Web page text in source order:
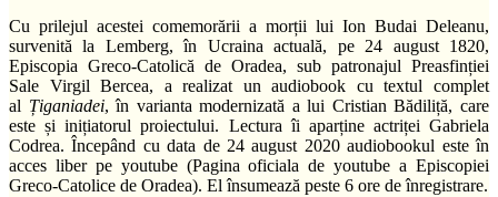
Cu prilejul acestei comemorării a morții lui Ion Budai Deleanu,
survenită la Lemberg, în Ucraina actuală, pe 24 august 1820,
Episcopia Greco-Catolică de Oradea, sub patronajul Preasfinției
Sale Virgil Bercea, a realizat un audiobook cu textul complet
al Țiganiadei, în varianta modernizată a lui Cristian Bădiliță, care
este și inițiatorul proiectului. Lectura îi aparține actriței Gabriela
Codrea. Începând cu data de 24 august 2020 audiobookul este în
acces liber pe youtube (Pagina oficiala de youtube a Episcopiei
Greco-Catolice de Oradea). El însumează peste 6 ore de înregistrare.